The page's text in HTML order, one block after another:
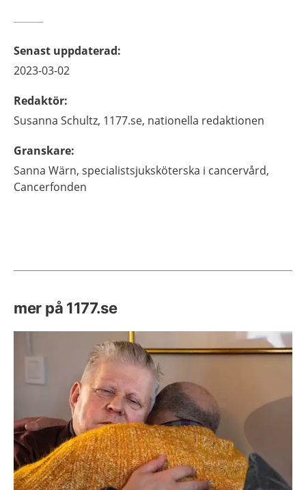
Senast uppdaterad:
2023-03-02
Redaktör:
Susanna Schultz, 1177.se, nationella redaktionen
Granskare:
Sanna Wärn, specialistsjuksköterska i cancervård,
Cancerfonden
mer på 1177.se